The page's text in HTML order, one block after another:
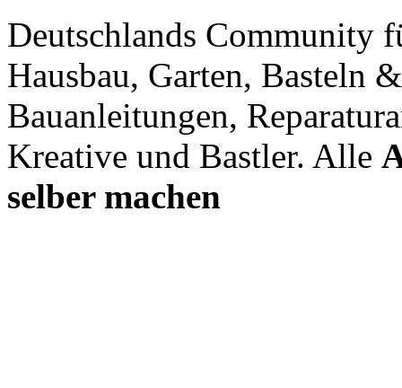
Deutschlands Community
Hausbau, Garten, Basteln
Bauanleitungen,
Kreative und Bastler. Alle
selber machen